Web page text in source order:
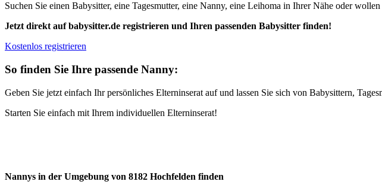
Suchen Sie einen Babysitter, eine Tagesmutter, eine Nanny, eine Leihoma in Ihrer Nähe oder
Jetzt direkt auf babysitter.de registrieren und Ihren passenden Babysitter finden!
Kostenlos registrieren
So finden Sie Ihre passende Nanny:
Geben Sie jetzt einfach Ihr persönliches Elterninserat auf und lassen Sie sich von Babysittern,
Starten Sie einfach mit Ihrem individuellen Elterninserat!
Nannys in der Umgebung von 8182 Hochfelden finden